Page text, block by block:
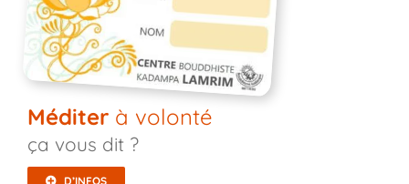
Méditerà volonté
ça vous dit ?
D’INFOS